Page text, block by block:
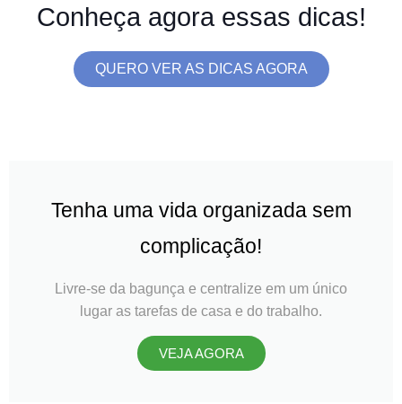
Conheça agora essas dicas!
QUERO VER AS DICAS AGORA
Tenha uma vida organizada sem
complicação!
Livre-se da bagunça e centralize em um único
lugar as tarefas de casa e do trabalho.
VEJA AGORA